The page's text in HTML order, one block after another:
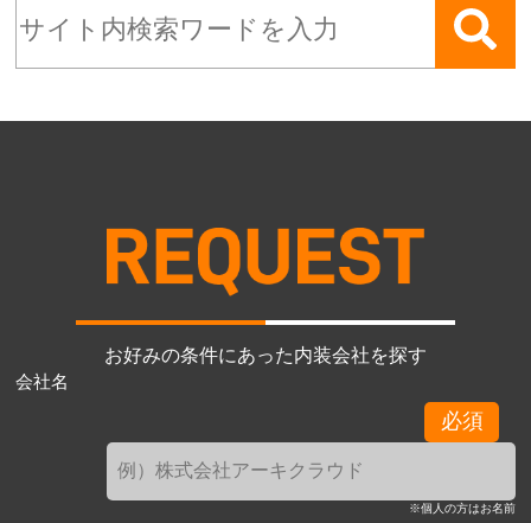
お好みの条件にあった内装会社を探す
会社名
必須
※個人の方はお名前